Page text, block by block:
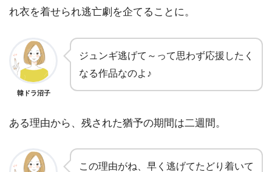
れ衣を着せられ逃亡劇を企てることに。
韓ドラ沼子
ジュンギ逃げて～って思わず応援したく
なる作品なのよ♪
ある理由から、残された猶予の期間は二週間。
この理由がね、早く逃げてたどり着いて